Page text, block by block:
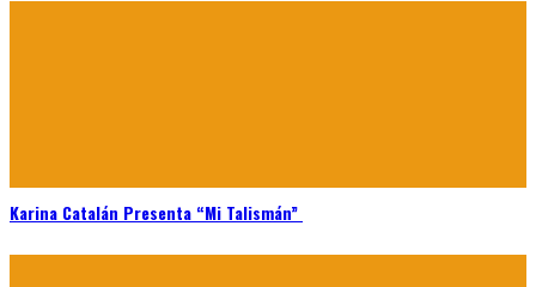
Karina Catalán Presenta “Mi Talismán”